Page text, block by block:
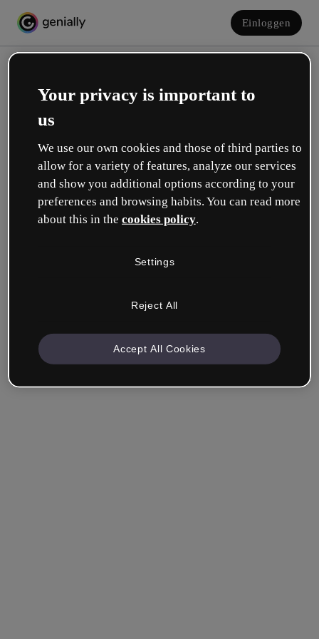
Einloggen
Erstelle dein kostenloses Konto!
Was beschreibt deine Rolle am besten?
Unternehmen & Professionals
einem anderen Bereich.
Your privacy is important to
us
We use our own cookies and those of third parties to
allow for a variety of features, analyze our services
and show you additional options according to your
preferences and browsing habits. You can read more
about this in the cookies policy.
Settings
Reject All
Accept All Cookies